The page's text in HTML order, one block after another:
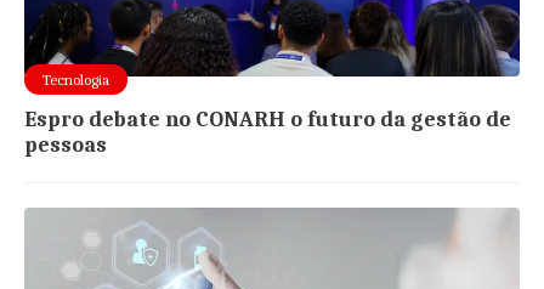
Tecnologia
Espro debate no CONARH o futuro da gestão de
pessoas